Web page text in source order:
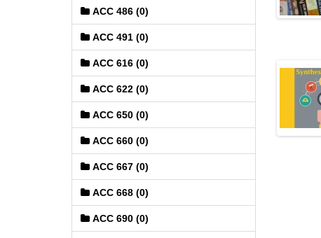
ACC 486 (0)
ACC 491 (0)
ACC 616 (0)
ACC 622 (0)
ACC 650 (0)
ACC 660 (0)
ACC 667 (0)
ACC 668 (0)
ACC 690 (0)